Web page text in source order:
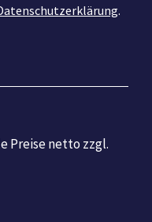
.
Preise netto zzgl.